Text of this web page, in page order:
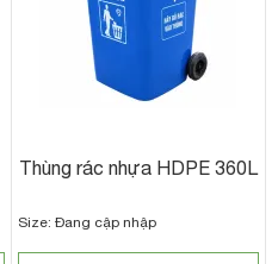
Thùng rác nhựa HDPE 360L
Size: Đang cập nhập